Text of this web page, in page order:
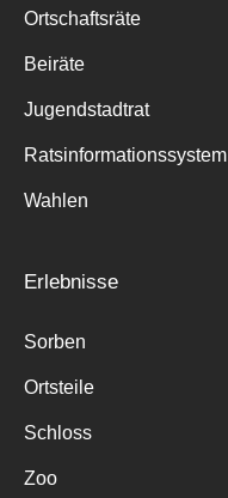
Ortschaftsräte
Beiräte
Jugendstadtrat
Ratsinformationssystem
Wahlen
Erlebnisse
Sorben
Ortsteile
Schloss
Zoo